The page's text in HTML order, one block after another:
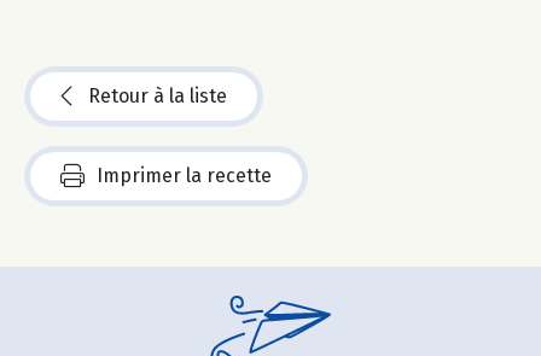
Retour à la liste
Imprimer la recette